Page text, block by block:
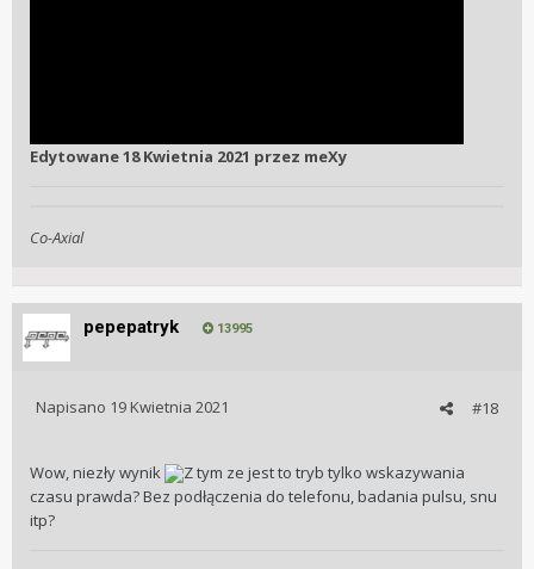
Edytowane18 Kwietnia 2021 przez meXy
Co-Axial
pepepatryk 13995
#18
Napisano 19 Kwietnia 2021
Wow, niezły wynik
Z tym ze jest to tryb tylko wskazywania
czasu prawda? Bez podłączenia do telefonu, badania pulsu, snu
itp?